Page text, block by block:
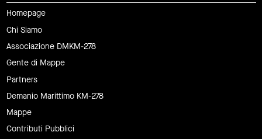
Homepage
Chi Siamo
Associazione DMKM-278
Gente di Mappe
Partners
Demanio Marittimo KM-278
Mappe
Contributi Pubblici